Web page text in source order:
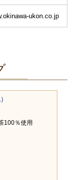
ukon.co.jp
100％使用